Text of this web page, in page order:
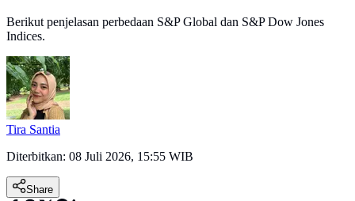
Berikut penjelasan perbedaan S&P Global dan S&P Dow Jones
Indices.
Tira Santia
Diterbitkan: 08 Juli 2026, 15:55 WIB
Share